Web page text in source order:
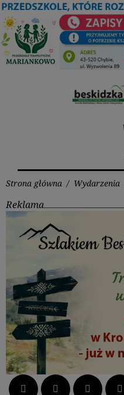
Przejdź
do
treści
Strona główna / Wydarzenia
Reklama
Facebook Twitter LinkedIn